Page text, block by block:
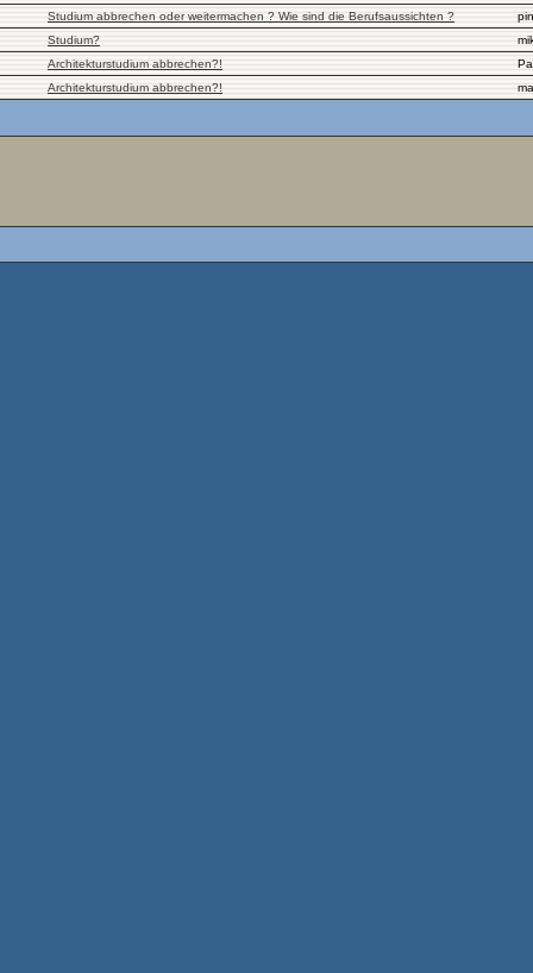
Studium abbrechen oder weitermachen ? Wie sind die Berufsaussichten ?
Studium?
Architekturstudium abbrechen?!
Architekturstudium abbrechen?!